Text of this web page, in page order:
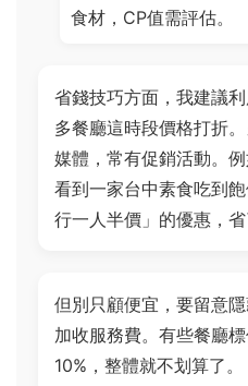
食材，CP值需評估。
省錢技巧方面，我建議
多餐廳這時段價格打折
媒體，常有促銷活動。
看到一家台中素食吃到
行一人半價」的優惠，省
但別只顧便宜，要留意
加收服務費。有些餐廳
10%，整體就不划算了。